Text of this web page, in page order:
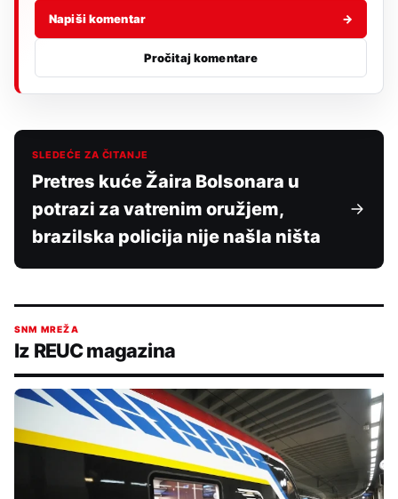
Napiši komentar →
Pročitaj komentare
SLEDEĆE ZA ČITANJE
Pretres kuće Žaira Bolsonara u
potrazi za vatrenim oružjem,
brazilska policija nije našla ništa
SNM MREŽA
Iz REUC magazina